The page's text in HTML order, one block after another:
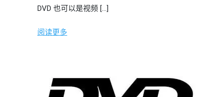
DVD 也可以是视频 […]
阅读更多